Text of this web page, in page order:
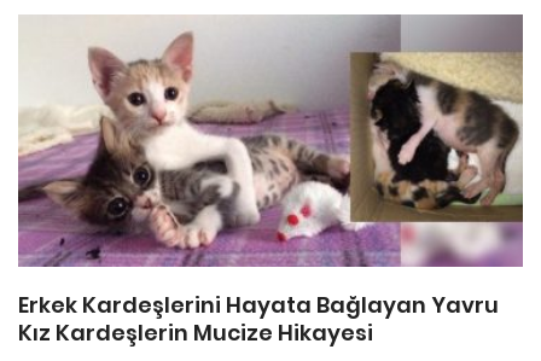
Erkek Kardeşlerini Hayata Bağlayan Yavru
Kız Kardeşlerin Mucize Hikayesi